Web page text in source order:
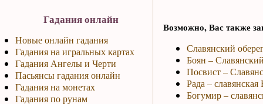
Гадания онлайн
Новые онлайн гадания
Гадания на игральных картах
Гадания Ангелы и Черти
Пасьянсы гадания онлайн
Гадания на монетах
Гадания по рунам
Возможно, Вас также
Славянский
Боян –
Посвист –
Рада –
Богумир –